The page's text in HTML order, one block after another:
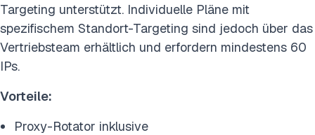
Targeting unterstützt. Individuelle Pläne mit
spezifischem Standort-Targeting sind jedoch über das
Vertriebsteam erhältlich und erfordern mindestens 60
IPs.
Vorteile:
Proxy-Rotator inklusive